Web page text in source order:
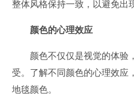
整体风格保持一致，以避免出
颜色的心理效应
颜色不仅仅是视觉的体验
受。了解不同颜色的心理效应
地毯颜色。